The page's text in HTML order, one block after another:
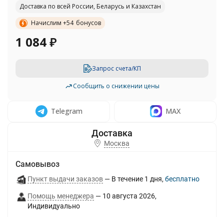
Доставка по всей России, Беларусь и Казахстан
Начислим +54 бонусов
1 084₽
Запрос счета/КП
Сообщить о снижении цены
Telegram MAX
Москва
Самовывоз
Пункт выдачи заказов В течение 1 дня Бесплатно
Помощь менеджера
10 августа 2026
Индивидуально